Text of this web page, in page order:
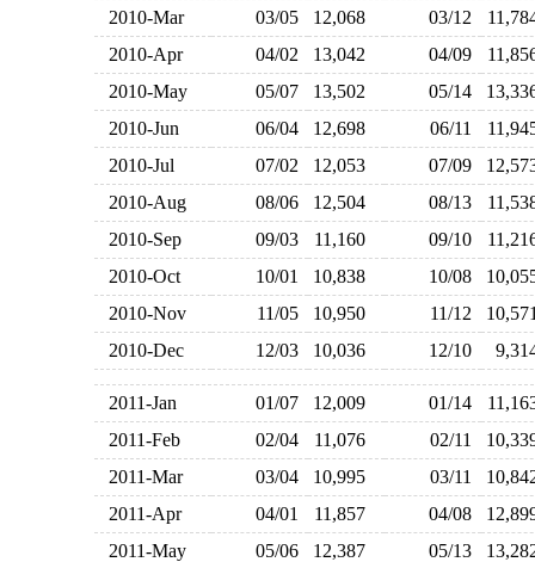
2010-Mar
03/05 12,068 03/12
2010-Apr
04/02 13,042 04/09
2010-May
05/07 13,502 05/14
2010-Jun
06/04 12,698 06/11
2010-Jul
07/02 12,053 07/09
2010-Aug
08/06 12,504 08/13
2010-Sep
09/03 11,160 09/10
2010-Oct
10/01 10,838 10/08
2010-Nov
11/05 10,950 11/12
2010-Dec
12/03 10,036 12/10
2011-Jan 01/07 12,009 01/14
2011-Feb
02/04 11,076 02/11
2011-Mar
03/04 10,995 03/11
2011-Apr
04/01 11,857 04/08
2011-May
05/06 12,387 05/13